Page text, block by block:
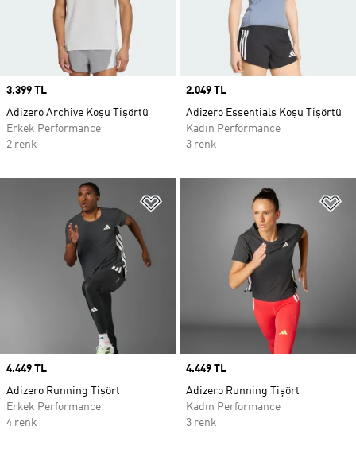
Price
3.399 TL
Adizero Archive Koşu Tişörtü
Erkek Performance
2 renk
Price
2.049 TL
Adizero Essentials Koşu Tişörtü
Kadın Performance
3 renk
Favori Listesine Ekle
Price
4.449 TL
Adizero Running Tişört
Erkek Performance
4 renk
Price
4.449 TL
Adizero Running Tişört
Kadın Performance
3 renk